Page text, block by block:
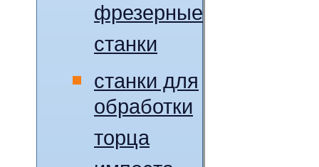
фрезерные
станки
станки для
обработки
торца